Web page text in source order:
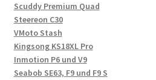
Scuddy Premium Quad
Steereon C30
VMoto Stash
Kingsong KS18XL Pro
Inmotion P6 und V9
Seabob SE63, F9 und F9 S